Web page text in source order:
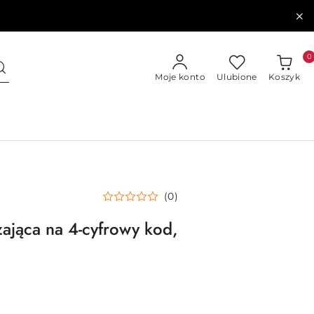
Moje konto Ulubione Koszyk
0
(0)
na 4-cyfrowy kod,